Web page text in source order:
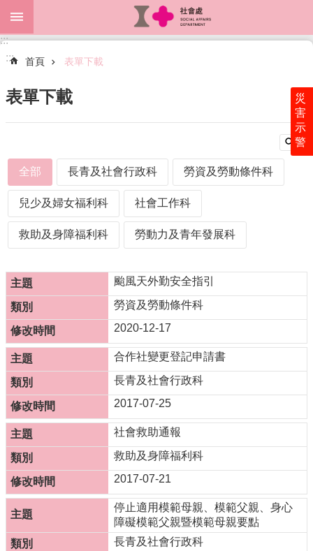
跳到主要內容區塊
進
階
於
本
處
最
新
消
為
民
服
務
資
訊
公
開
附
屬
單
位
相
關
法
規
災
害
示
警
:::
:::
首頁 表單下載
表單下載
全部 長青及社會行政科 勞資及勞動條件科
兒少及婦女福利科 社會工作科
救助及身障福利科 勞動力及青年發展科
颱風天外勤安全指引
勞資及勞動條件科
2020-12-17
合作社變更登記申請書
長青及社會行政科
2017-07-25
社會救助通報
救助及身障福利科
2017-07-21
停止適用模範母親、模範父親、身心
障礙模範父親暨模範母親要點
長青及社會行政科